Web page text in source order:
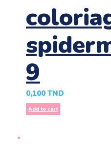
9
0,100 TND
Add to cart